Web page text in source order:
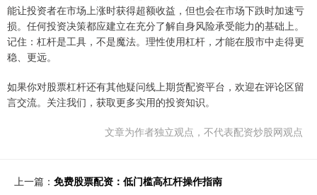
能让投资者在市场上涨时获得超额收益，但也会在市场下跌时加速亏
损。任何投资决策都应建立在充分了解自身风险承受能力的基础上。
记住：杠杆是工具，不是魔法。理性使用杠杆，才能在股市中走得更
稳、更远。
如果你对股票杠杆还有其他疑问线上期货配资平台，欢迎在评论区留
言交流。关注我们，获取更多实用的投资知识。
文章为作者独立观点，不代表配资炒股网观点
上一篇： 免费股票配资：低门槛高杠杆操作指南